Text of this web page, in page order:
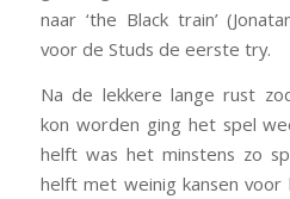
naar ‘the Black train’
voor de Studs de eerste try.
Na de lekkere lange rust
kon worden ging het spel
helft was het minstens zo
helft met weinig kansen